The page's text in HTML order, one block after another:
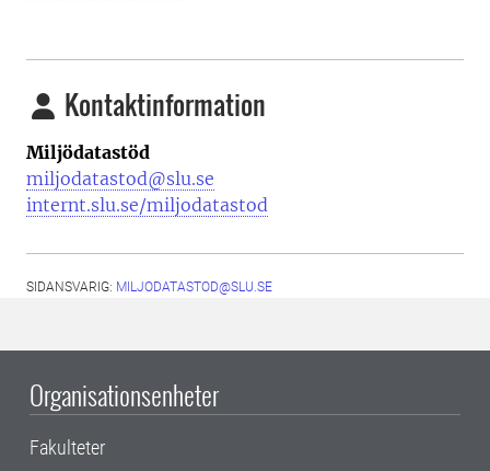
Kontaktinformation
Miljödatastöd
miljodatastod@slu.se
internt.slu.se/miljodatastod
SIDANSVARIG: MILJODATASTOD@SLU.SE
Organisationsenheter
Fakulteter